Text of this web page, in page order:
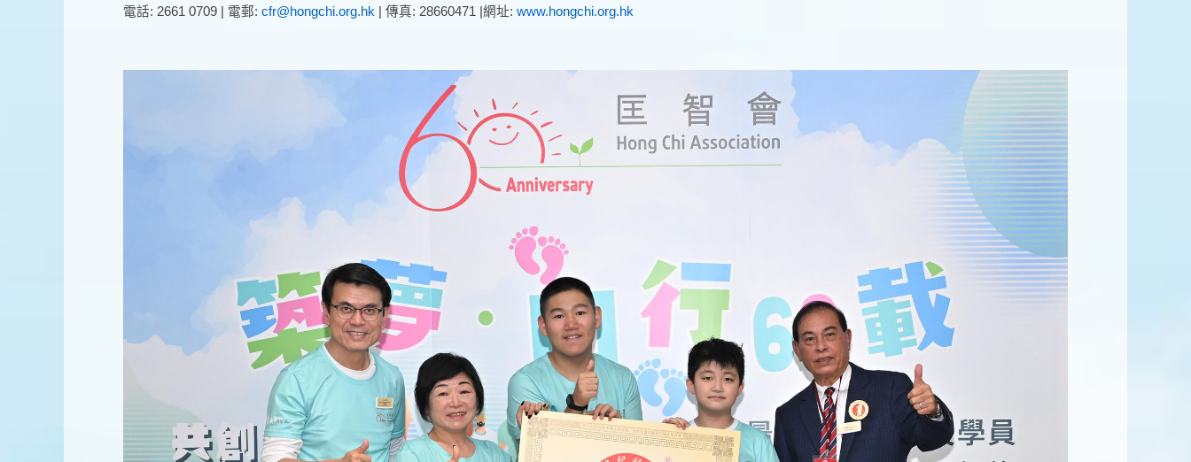
電話: 2661 0709 | 電郵:cfr@hongchi.org.hk |傳真: 28660471 |網址:www.hongchi.org.hk